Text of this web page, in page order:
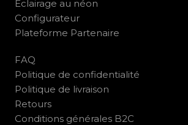
Éclairage au néon
Configurateur
Plateforme Partenaire
FAQ
Politique de confidentialité
Politique de livraison
Retours
Conditions générales B2C